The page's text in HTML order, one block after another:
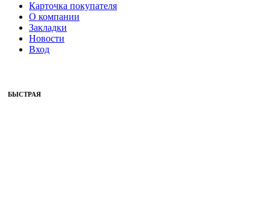
Карточка покупателя
О компании
Закладки
Новости
Вход
БЫСТРАЯ